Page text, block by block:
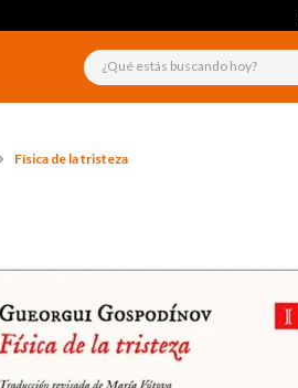
¿Qué estás buscando hoy?
Física de la tristeza